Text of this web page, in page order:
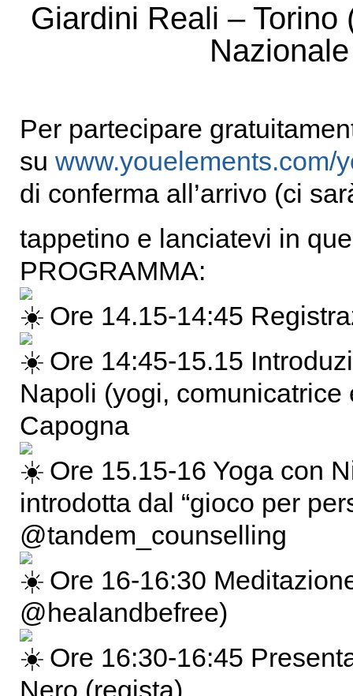
Giardini Reali –
Per partecipare
su www.youelements.com/
di conferma all’arrivo (ci
tappetino e lanciatevi in
PROGRAMMA:
Ore 14.15-14:45
Ore 14:45-15.15
Napoli (yogi,
Capogna
Ore 15.15-16 Yoga con
introdotta dal “gioco per
@tandem_counselling
Ore 16-16:30
@healandbefree)
Ore 16:30-16:45
Nero (regista)